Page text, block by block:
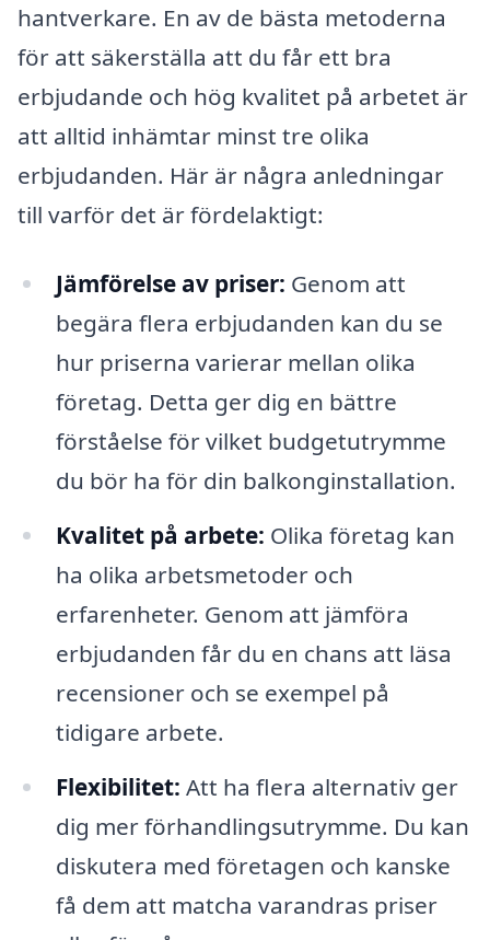
hantverkare. En av de bästa metoderna
för att säkerställa att du får ett bra
erbjudande och hög kvalitet på arbetet är
att alltid inhämtar minst tre olika
erbjudanden. Här är några anledningar
till varför det är fördelaktigt:
Jämförelse av priser: Genom att
begära flera erbjudanden kan du se
hur priserna varierar mellan olika
företag. Detta ger dig en bättre
förståelse för vilket budgetutrymme
du bör ha för din balkonginstallation.
Kvalitet på arbete: Olika företag kan
ha olika arbetsmetoder och
erfarenheter. Genom att jämföra
erbjudanden får du en chans att läsa
recensioner och se exempel på
tidigare arbete.
Flexibilitet: Att ha flera alternativ ger
dig mer förhandlingsutrymme. Du kan
diskutera med företagen och kanske
få dem att matcha varandras priser